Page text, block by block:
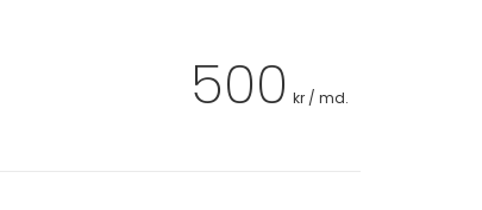
500 kr / md.